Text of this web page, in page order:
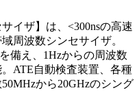
イザ】は、<300nsの高速
周波数シンセサイザ。
備え、1Hzからの周波数
ATE自動検査装置、各種
から20GHzのシング